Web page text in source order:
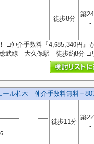
徒歩8分
築
-
□仲介手数料『4,685,340円』
武線 大久保駅 徒歩約8分 □
ール柏木 仲介手数料無料＋80
徒歩11分
築
-